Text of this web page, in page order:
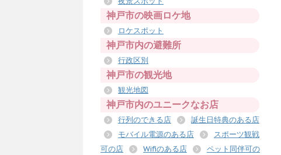
神戸市の映画ロケ地
ロケスポット
神戸市内の避難所
行政区別
神戸市の観光地
観光地図
神戸市内のユニークなお店
行列のできる店
誕生日特典のある店
モバイル電源のある店
スポーツ観戦
可の店
Wifiのある店
ペット同伴可の